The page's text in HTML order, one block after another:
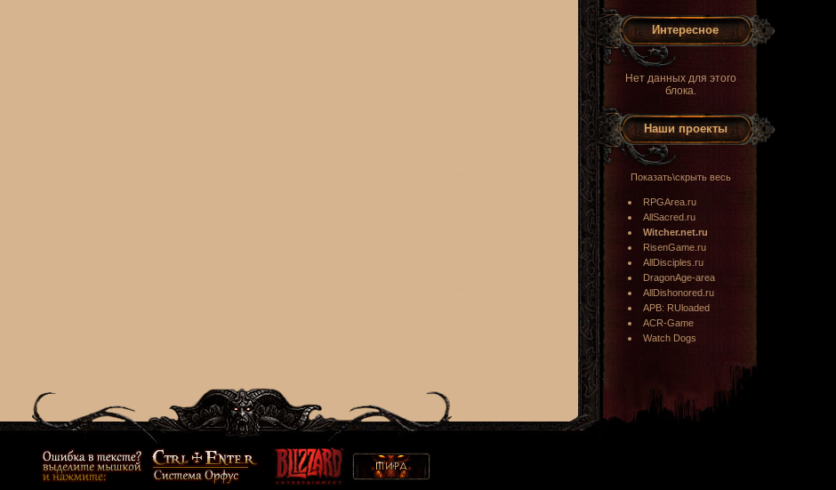
Интересное
Нет данных для этого
блока.
Наши проекты
Показать\скрыть весь
RPGArea.ru
AllSacred.ru
Witcher.net.ru
RisenGame.ru
AllDisciples.ru
DragonAge-area
AllDishonored.ru
APB: RUloaded
ACR-Game
Watch Dogs